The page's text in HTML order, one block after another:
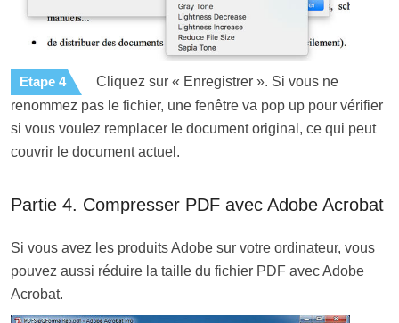
Etape 4
Cliquez sur « Enregistrer ». Si vous ne
renommez pas le fichier, une fenêtre va pop up pour vérifier
si vous voulez remplacer le document original, ce qui peut
couvrir le document actuel.
Partie 4. Compresser PDF avec Adobe Acrobat
Si vous avez les produits Adobe sur votre ordinateur, vous
pouvez aussi réduire la taille du fichier PDF avec Adobe
Acrobat.